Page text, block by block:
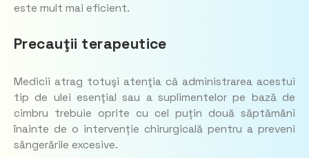
este mult mai eficient.
Precauţii terapeutice
Medicii atrag totuşi atenţia că administrarea acestui
tip de ulei esenţial sau a suplimentelor pe bază de
cimbru trebuie oprite cu cel puțin două săptămâni
înainte de o intervenție chirurgicală pentru a preveni
sângerările excesive.